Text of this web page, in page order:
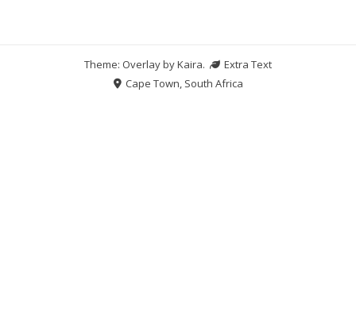
Theme: Overlay byKaira.
Extra Text
Cape Town, South Africa